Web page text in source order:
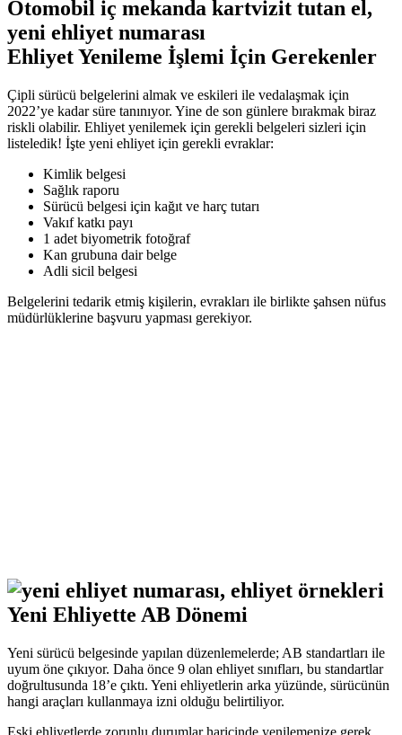
Ehliyet Yenileme İşlemi İçin Gerekenler
Çipli sürücü belgelerini almak ve eskileri ile vedalaşmak için
2022’ye kadar süre tanınıyor. Yine de son günlere bırakmak biraz
riskli olabilir. Ehliyet yenilemek için gerekli belgeleri sizleri için
listeledik! İşte yeni ehliyet için gerekli evraklar:
Kimlik belgesi
Sağlık raporu
Sürücü belgesi için kağıt ve harç tutarı
Vakıf katkı payı
1 adet biyometrik fotoğraf
Kan grubuna dair belge
Adli sicil belgesi
Belgelerini tedarik etmiş kişilerin, evrakları ile birlikte şahsen nüfus
müdürlüklerine başvuru yapması gerekiyor.
Yeni Ehliyette AB Dönemi
Yeni sürücü belgesinde yapılan düzenlemelerde; AB standartları ile
uyum öne çıkıyor. Daha önce 9 olan ehliyet sınıfları, bu standartlar
doğrultusunda 18’e çıktı. Yeni ehliyetlerin arka yüzünde, sürücünün
hangi araçları kullanmaya izni olduğu belirtiliyor.